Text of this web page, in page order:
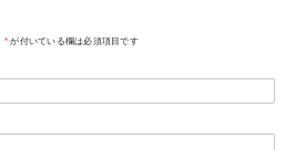
* が付いている欄は必須項目です